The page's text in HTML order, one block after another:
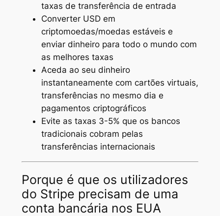
taxas de transferência de entrada
Converter USD em
criptomoedas/moedas estáveis e
enviar dinheiro para todo o mundo com
as melhores taxas
Aceda ao seu dinheiro
instantaneamente com cartões virtuais,
transferências no mesmo dia e
pagamentos criptográficos
Evite as taxas 3-5% que os bancos
tradicionais cobram pelas
transferências internacionais
Porque é que os utilizadores
do Stripe precisam de uma
conta bancária nos EUA